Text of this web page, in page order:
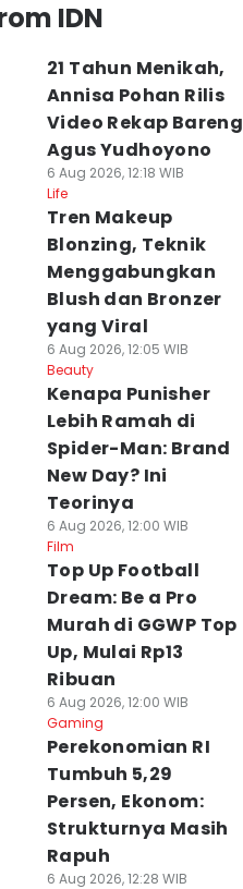
IDN
21 Tahun Menikah,
Annisa Pohan Rilis
Video Rekap Bareng
Agus Yudhoyono
6 Aug 2026, 12:18 WIB
Life
Tren Makeup
Blonzing, Teknik
Menggabungkan
Blush dan Bronzer
yang Viral
6 Aug 2026, 12:05 WIB
Beauty
Kenapa Punisher
Lebih Ramah di
Spider-Man: Brand
New Day? Ini
Teorinya
6 Aug 2026, 12:00 WIB
Film
Top Up Football
Dream: Be a Pro
Murah di GGWP Top
Up, Mulai Rp13
Ribuan
6 Aug 2026, 12:00 WIB
Gaming
Perekonomian RI
Tumbuh 5,29
Persen, Ekonom:
Strukturnya Masih
Rapuh
6 Aug 2026, 12:28 WIB